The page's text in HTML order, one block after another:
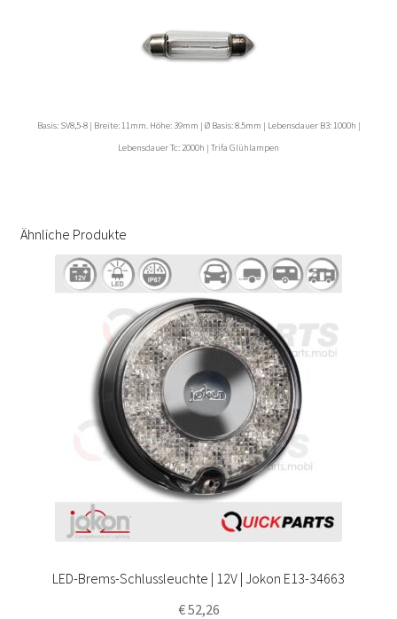
Basis: SV8,5-8 | Breite: 11mm. Höhe: 39mm | Ø Basis: 8.5mm | Lebensdauer B3: 1000h |
Lebensdauer Tc: 2000h | Trifa Glühlampen
Ähnliche Produkte
LED-Brems-Schlussleuchte | 12V | Jokon E13-34663
€52,26